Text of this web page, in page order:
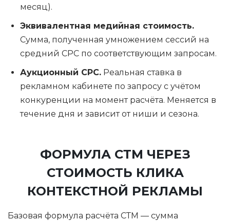
месяц).
Эквивалентная медийная стоимость.
Сумма, полученная умножением сессий на
средний CPC по соответствующим запросам.
Аукционный CPC. Реальная ставка в
рекламном кабинете по запросу с учётом
конкуренции на момент расчёта. Меняется в
течение дня и зависит от ниши и сезона.
ФОРМУЛА СТМ ЧЕРЕЗ
СТОИМОСТЬ КЛИКА
КОНТЕКСТНОЙ РЕКЛАМЫ
Базовая формула расчёта СТМ — сумма